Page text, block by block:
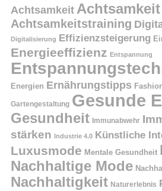
Achtsamkeit
Achtsamkeitstraining
Digitalisierung Effizienzsteigerung
Energieeffizienz Entspannung
Energien Ernährungstipps
Gartengestaltung Gesunde
Gesundheit Immunabwehr
stärken Industrie 4.0 Künstliche
Luxusmode Mentale Gesundheit
Nachhaltige Mode
Nachhaltigkeit Naturerlebnis